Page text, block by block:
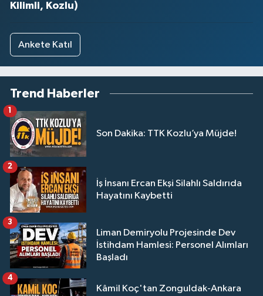
Kilimli, Kozlu)
Ankete Katıl
Trend Haberler
Son Dakika: TTK Kozlu’ya Müjde!
1
İş İnsanı Ercan Ekşi Silahlı Saldırıda
Hayatını Kaybetti
2
Liman Demiryolu Projesinde Dev
İstihdam Hamlesi: Personel Alımları
Başladı
3
Kâmil Koç'tan Zonguldak-Ankara
4